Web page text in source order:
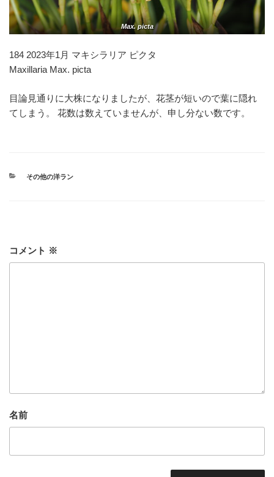
Max. picta
184 2023年1月 マキシラリア ピクタ
Maxillaria Max. picta
目論見通りに大株になりましたが、花茎が短いので葉に隠れ
てしまう。 花数は数えていませんが、申し分ない数です。
カ
その他の洋ラン
コメント ※
名前